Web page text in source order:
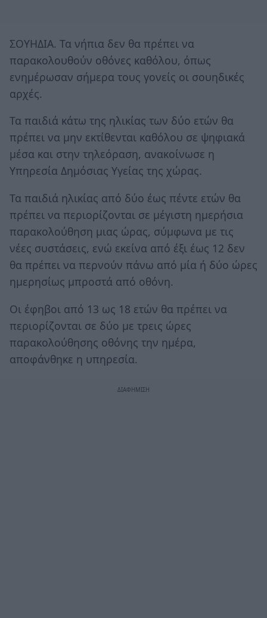
ΣΟΥΗΔΙΑ. Τα νήπια δεν θα πρέπει να
παρακολουθούν οθόνες καθόλου, όπως
ενημέρωσαν σήμερα τους γονείς οι σουηδικές
αρχές.
Τα παιδιά κάτω της ηλικίας των δύο ετών θα
πρέπει να μην εκτίθενται καθόλου σε ψηφιακά
μέσα και στην τηλεόραση, ανακοίνωσε η
Υπηρεσία Δημόσιας Υγείας της χώρας.
Τα παιδιά ηλικίας από δύο έως πέντε ετών θα
πρέπει να περιορίζονται σε μέγιστη ημερήσια
παρακολούθηση μιας ώρας, σύμφωνα με τις
νέες συστάσεις, ενώ εκείνα από έξι έως 12 δεν
θα πρέπει να περνούν πάνω από μία ή δύο ώρες
ημερησίως μπροστά από οθόνη.
Οι έφηβοι από 13 ως 18 ετών θα πρέπει να
περιορίζονται σε δύο με τρεις ώρες
παρακολούθησης οθόνης την ημέρα,
αποφάνθηκε η υπηρεσία.